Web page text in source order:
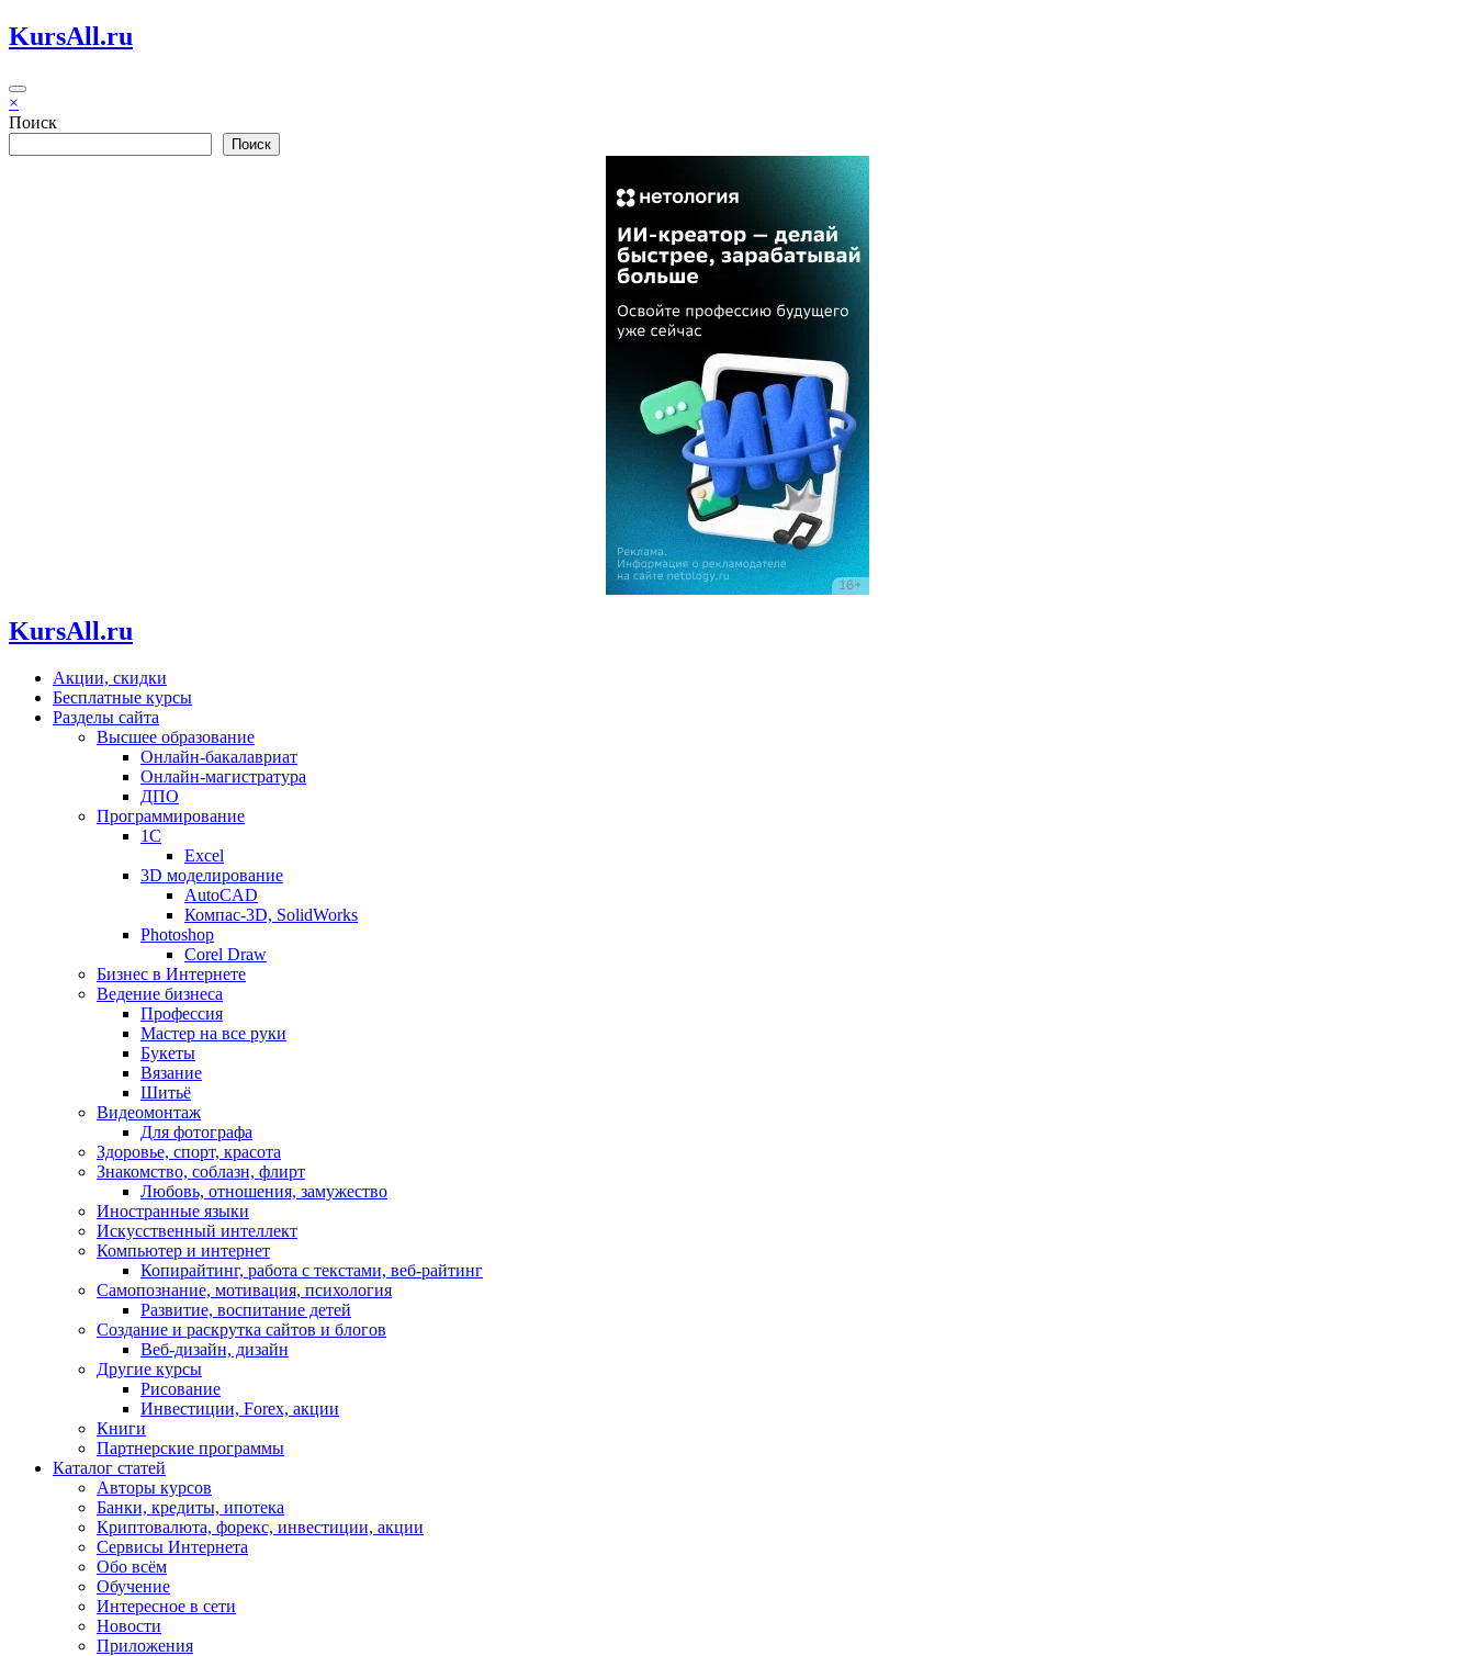
Перейти
к
KursAll.ru
×
Поиск
Поиск
KursAll.ru
Акции, скидки
Бесплатные курсы
Разделы сайта
Высшее образование
Онлайн-бакалавриат
Онлайн-магистратура
ДПО
Программирование
1С
Excel
3D моделирование
AutoCAD
Компас-3D, SolidWorks
Photoshop
Corel Draw
Бизнес в Интернете
Ведение бизнеса
Профессия
Мастер на все руки
Букеты
Вязание
Шитьё
Видеомонтаж
Для фотографа
Здоровье, спорт, красота
Знакомство, соблазн, флирт
Любовь, отношения, замужество
Иностранные языки
Искусственный интеллект
Компьютер и интернет
Копирайтинг, работа с текстами, веб-райтинг
Самопознание, мотивация, психология
Развитие, воспитание детей
Создание и раскрутка сайтов и блогов
Веб-дизайн, дизайн
Другие курсы
Рисование
Инвестиции, Forex, акции
Книги
Партнерские программы
Каталог статей
Авторы курсов
Банки, кредиты, ипотека
Криптовалюта, форекс, инвестиции, акции
Сервисы Интернета
Обо всём
Обучение
Интересное в сети
Новости
Приложения